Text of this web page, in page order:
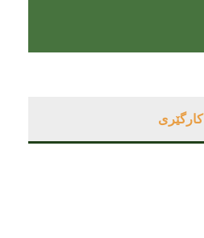
کارگێری